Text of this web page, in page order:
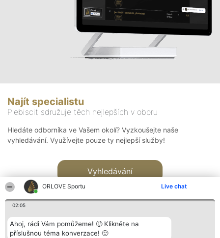
ORLOVE Sportu Live chat
02:05
Ahoj, rádi Vám pomůžeme! 🙂 Klikněte na
příslušnou téma konverzace! 🙂
Najít specialistu
Plebiscit sdružuje těch nejlepších v oboru
Hledáte odborníka ve Vašem okolí? Vyzkoušejte naše
vyhledávání. Využívejte pouze ty nejlepší služby!
Vyhledávání